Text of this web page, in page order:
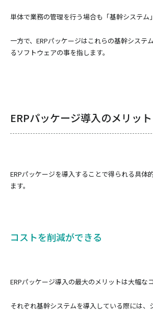
単体で業務の管理を行う場合も「基幹システム
一方で、ERPパッケージはこれらの基幹システ
るソフトウェアの事を指します。
ERPパッケージ導入のメリット
ERPパッケージを導入することで得られる具体
ます。
コストを削減ができる
ERPパッケージ導入の最大のメリットは大幅な
それぞれ基幹システムを導入している際には、